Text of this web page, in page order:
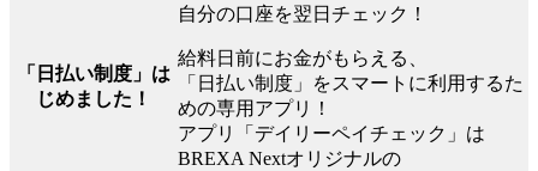
「日払い制度」は
じめました！
自分の口座を翌日チェック！
給料日前にお金がもらえる、
「日払い制度」をスマートに利用するた
めの専用アプリ！
アプリ「デイリーペイチェック」は
BREXA Nextオリジナルの